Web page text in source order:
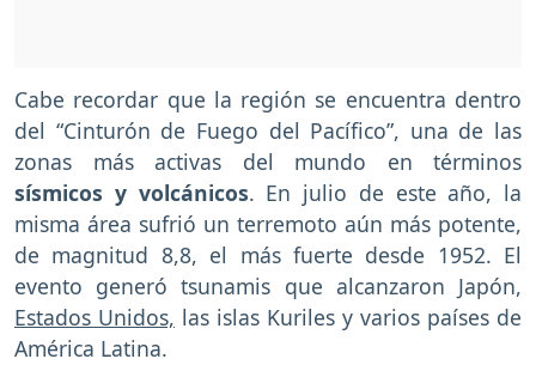
Cabe recordar que la región se encuentra dentro
del “Cinturón de Fuego del Pacífico”, una de las
zonas más activas del mundo en términos
sísmicos y volcánicos. En julio de este año, la
misma área sufrió un terremoto aún más potente,
de magnitud 8,8, el más fuerte desde 1952. El
evento generó tsunamis que alcanzaron Japón,
Estados Unidos, las islas Kuriles y varios países de
América Latina.